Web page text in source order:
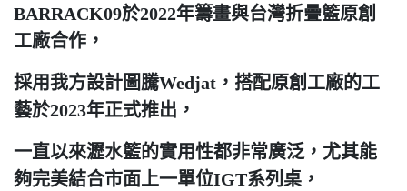
BARRACK09於2022年籌畫與台灣折疊籃原創
工廠合作，
採用我方設計圖騰Wedjat，搭配原創工廠的工
藝於2023年正式推出，
一直以來瀝水籃的實用性都非常廣泛，尤其能
夠完美結合市面上一單位IGT系列桌，